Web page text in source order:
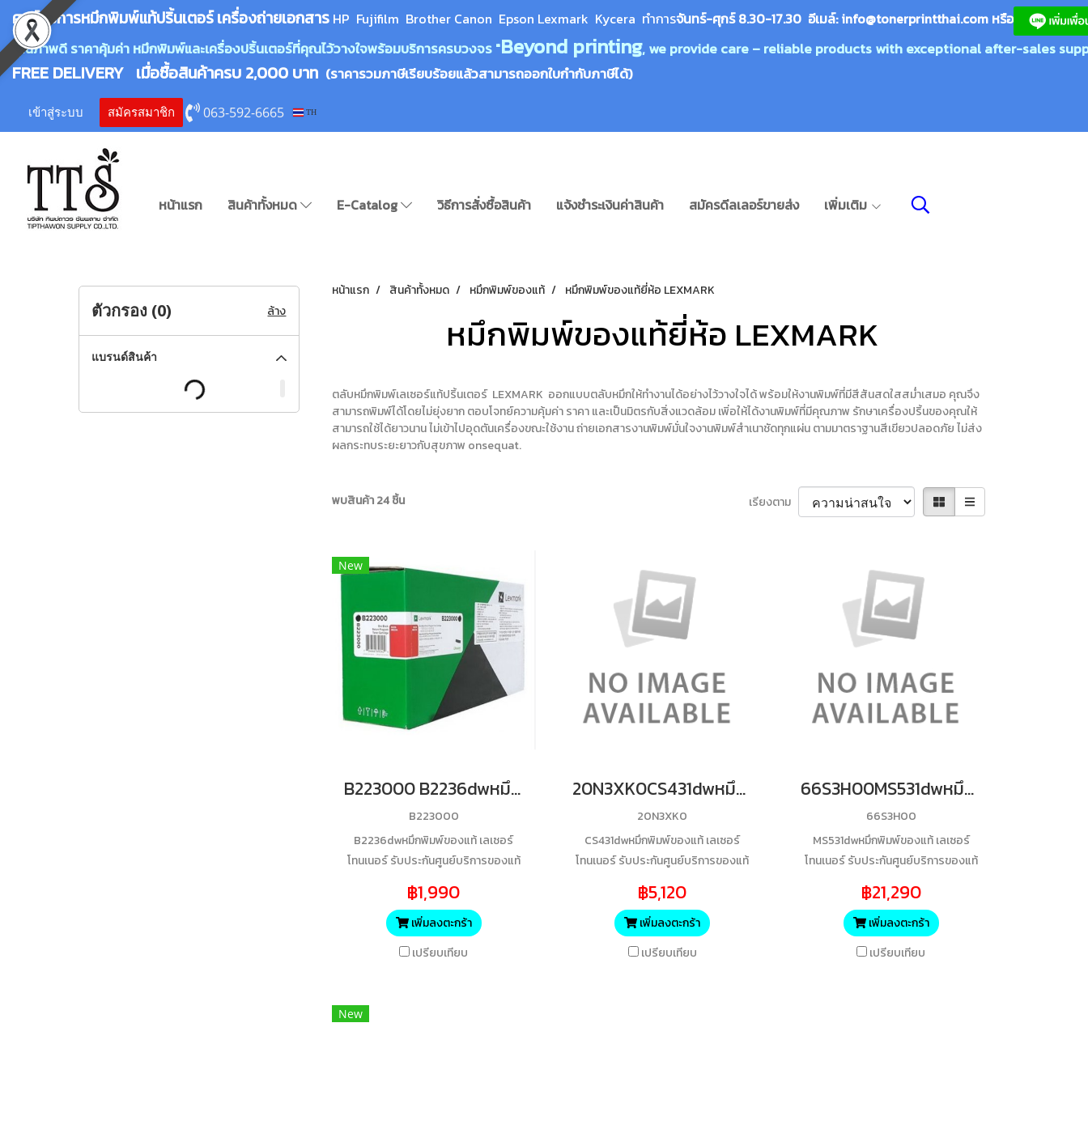
ศูนย์บริการหมึกพิมพ์แท้ปริ้นเตอร์ เครื่องถ่ายเอกสาร HP Fujifilm Brother Canon Epson Lexmark Kycera ทำการจันทร์-ศุกร์ 8.30-17.30 อีเมล์:info@tonerprintthai.com หรือ
คุณภาพดี ราคาคุ้มค่า หมึกพิมพ์และเครื่องปริ้นเตอร์ที่คุณไว้วางใจพร้อมบริการครบวงจร "Beyond printing, we provide care – reliable products with exceptional after-sales
FREE DELIVERY เมื่อซื้อสินค้าครบ 2,000 บาท (ราคารวมภาษีเรียบร้อยแล้วสามารถออกใบกำกับภาษีได้)
เข้าสู่ระบบ สมัครสมาชิก 063-592-6665 TH
หน้าแรก สินค้าทั้งหมด E-Catalog วิธีการสั่งซื้อสินค้า แจ้งชำระเงินค่าสินค้า สมัครดีลเลอร์ขายส่ง เพิ่มเติม
หน้าแรก สินค้าทั้งหมด หมึกพิมพ์ของแท้ หมึกพิมพ์ของแท้ยี่ห้อ LEXMARK
หมึกพิมพ์ของแท้ยี่ห้อ LEXMARK
ตลับหมึกพิมพ์เลเซอร์แท้ปริ้นเตอร์ LEXMARK ออกแบบตลับหมึกให้ทำงานได้อย่างไว้วางใจได้ พร้อมให้งานพิมพ์ที่มีสีสันสดใสสม่ำเสมอ คุณจึง
สามารถพิมพ์ได้โดยไม่ยุ่งยาก ตอบโจทย์ความคุ้มค่า ราคา และเป็นมิตรกับสิ่งแวดล้อม เพิ่อให้ได้งานพิมพ์ที่มีคุณภาพ รักษาเครื่องปริ้นของคุณให้
สามารถใช้ได้ยาวนาน ไม่เข้าไปอุดตันเครื่องขณะใช้งาน ถ่ายเอกสารงานพิมพ์มั่นใจงานพิมพ์สำเนาชัดทุกแผ่น ตามมาตราฐานสีเขียวปลอดภัย ไม่ส่ง
ผลกระทบระยะยาวกับสุขภาพ onsequat.
พบสินค้า 24 ชิ้น เรียงตาม
New
B223000 B2236dwหมึกพิมพ์ของแท้ เลเซอร์โทนเนอร์ รับประกันศูนย์บริการของแท้แน่นอนBK 1200 Yields
B223000
B2236dwหมึกพิมพ์ของแท้ เลเซอร์
โทนเนอร์ รับประกันศูนย์บริการของแท้
฿1,990
เพิ่มลงตะกร้า
เปรียบเทียบ
20N3XK0CS431dwหมึกพิมพ์ของแท้ เลเซอร์โทนเนอร์ รับประกันศูนย์บริการของแท้แน่นอนBK 6000 Yields
20N3XK0
CS431dwหมึกพิมพ์ของแท้ เลเซอร์
โทนเนอร์ รับประกันศูนย์บริการของแท้
฿5,120
เพิ่มลงตะกร้า
เปรียบเทียบ
66S3H00MS531dwหมึกพิมพ์ของแท้ เลเซอร์โทนเนอร์ รับประกันศูนย์บริการของแท้แน่นอนBK 28400 Yields
66S3H00
MS531dwหมึกพิมพ์ของแท้ เลเซอร์
โทนเนอร์ รับประกันศูนย์บริการของแท้
฿21,290
เพิ่มลงตะกร้า
เปรียบเทียบ
New
ตัวกรอง (0) ล้าง
แบรนด์สินค้า